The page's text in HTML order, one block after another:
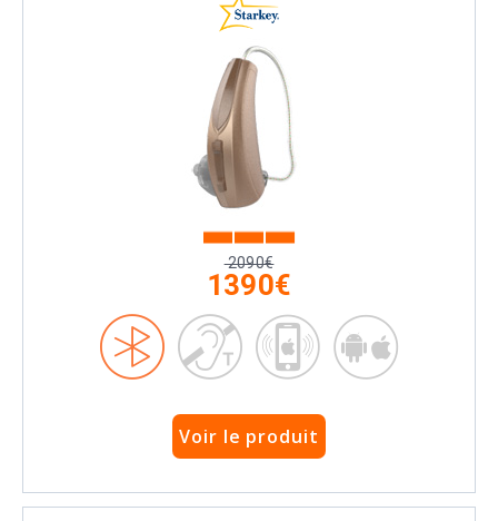
2090€
1390€
Voir le produit